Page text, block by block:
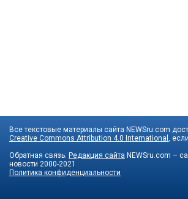
Все текстовые материалы сайта NEWSru.com
Creative Commons Attribution 4.0 International ,
Обратная связь: Редакция сайта NEWSru.com –
новости 2000-2021
Политика конфиденциальности